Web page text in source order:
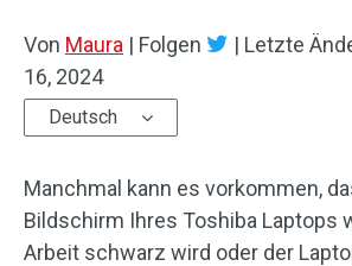
Von Maura | Folgen | Letzte
16, 2024
Deutsch
Manchmal kann es vorkommen,
Bildschirm Ihres Toshiba Laptops
Arbeit schwarz wird oder der